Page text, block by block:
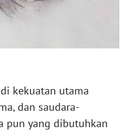
kekuatan utama
dan saudara-
pun yang dibutuhkan